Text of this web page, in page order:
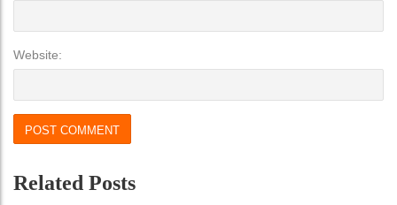
Website:
Related Posts